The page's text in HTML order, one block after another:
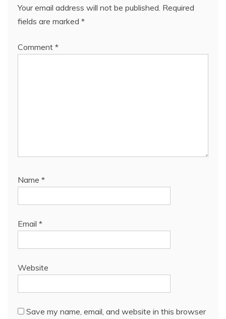
Your email address will not be published. Required
fields are marked *
Comment *
Name *
Email *
Website
Save my name, email, and website in this browser